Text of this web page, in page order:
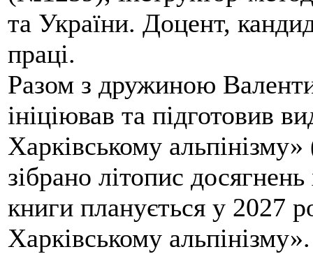
та України. Доцент,
праці.
Разом з дружиною
ініціював та підготовив
Харківському
зібрано літопис
книги планується у 2027
Харківському альпінізму».